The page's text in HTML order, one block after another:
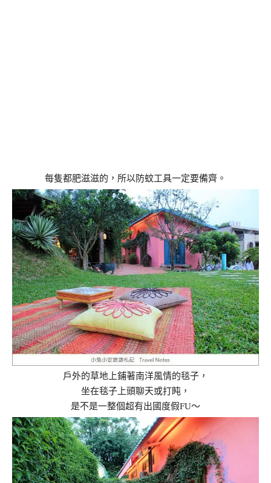
每隻都肥滋滋的，所以防蚊工具一定要備齊。
戶外的草地上鋪著南洋風情的毯子，
坐在毯子上頭聊天或打盹，
是不是一整個超有出國度假FU～